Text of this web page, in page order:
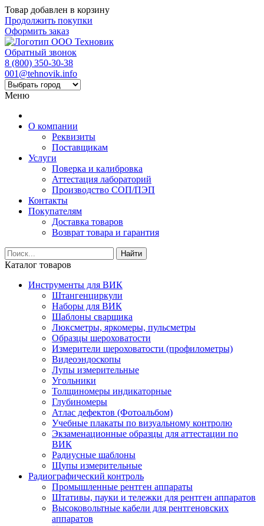
Товар добавлен в корзину
Продолжить покупки
Оформить заказ
Обратный звонок
8 (800) 350-30-38
001@tehnovik.info
Меню
О компании
Реквизиты
Поставщикам
Услуги
Поверка и калибровка
Аттестация лабораторий
Производство СОП/ПЭП
Контакты
Покупателям
Доставка товаров
Возврат товара и гарантия
Найти
Каталог товаров
Инструменты для ВИК
Штангенциркули
Наборы для ВИК
Шаблоны сварщика
Люксметры, яркомеры, пульсметры
Образцы шероховатости
Измерители шероховатости (профилометры)
Видеоэндоскопы
Лупы измерительные
Угольники
Толщиномеры индикаторные
Глубиномеры
Атлас дефектов (Фотоальбом)
Учебные плакаты по визуальному контролю
Экзаменационные образцы для аттестации по
ВИК
Радиусные шаблоны
Щупы измерительные
Радиографический контроль
Промышленные рентген аппараты
Штативы, пауки и тележки для рентген аппаратов
Высоковольтные кабели для рентгеновских
аппаратов